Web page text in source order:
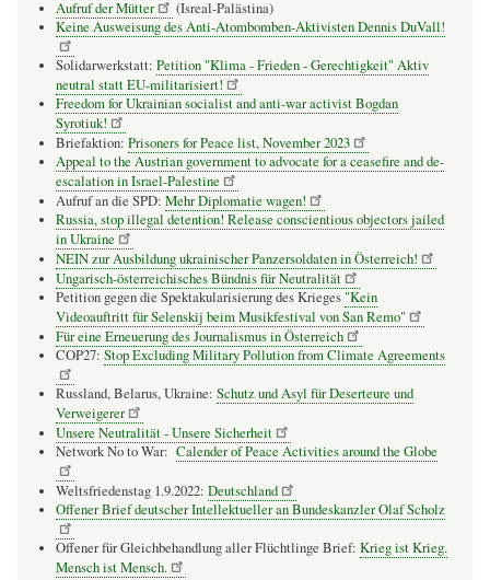
Aufruf der Mütter
(Isreal-Palästina)
Keine Ausweisung des Anti-Atombomben-Aktivisten Dennis DuVall!
Solidarwerkstatt: Petition "Klima - Frieden - Gerechtigkeit" Aktiv
neutral statt EU-militarisiert!
Freedom for Ukrainian socialist and anti-war activist Bogdan
Syrotiuk!
Briefaktion: Prisoners for Peace list, November 2023
Appeal to the Austrian government to advocate for a ceasefire and de-
escalation in Israel-Palestine
Aufruf an die SPD: Mehr Diplomatie wagen!
Russia, stop illegal detention! Release conscientious objectors jailed
in Ukraine
NEIN zur Ausbildung ukrainischer Panzersoldaten in Österreich!
Ungarisch-österreichisches Bündnis für Neutralität
Petition gegen die Spektakularisierung des Krieges "Kein
Videoauftritt für Selenskij beim Musikfestival von San Remo"
Für eine Erneuerung des Journalismus in Österreich
COP27: Stop Excluding Military Pollution from Climate Agreements
Russland, Belarus, Ukraine: Schutz und Asyl für Deserteure und
Verweigerer
Unsere Neutralität - Unsere Sicherheit
Network No to War: Calender of Peace Activities around the Globe
Weltsfriedenstag 1.9.2022: Deutschland
Offener Brief deutscher Intellektueller an Bundeskanzler Olaf Scholz
Offener für Gleichbehandlung aller Flüchtlinge Brief: Krieg ist Krieg.
Mensch ist Mensch.